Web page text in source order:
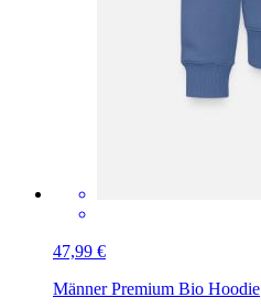
47,99 €
Männer Premium Bio Hoodie